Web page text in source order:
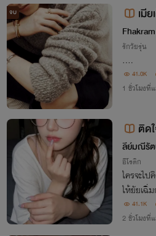
จบ เมี
Fhakram
รักวัยรุ่น
….
41.0K
1 ชั่วโมงที่
ติด
ลีย์มณีรั
อีโรติก
ใครจะไ
ให้ยัยเฉิ่
41.1K
2 ชั่วโมงที่